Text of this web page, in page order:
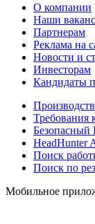
О компании
Наши
Партнерам
Реклама на
Новости и
Инвесторам
Кандидаты
Требования
Безопасный
HeadHunter
Поиск
Поиск по
Мобильное